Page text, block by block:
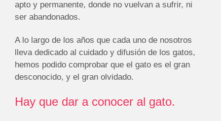
apto y permanente, donde no vuelvan a sufrir, ni
ser abandonados.
A lo largo de los años que cada uno de nosotros
lleva dedicado al cuidado y difusión de los gatos,
hemos podido comprobar que el gato es el gran
desconocido, y el gran olvidado.
Hay que dar a conocer al gato.